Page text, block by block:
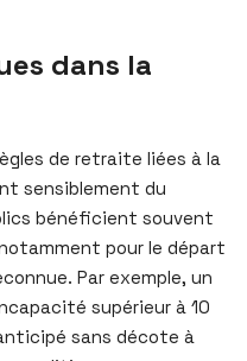
dans la
de retraite liées à la
sensiblement du
bénéficient souvent
pour le départ
Par exemple, un
supérieur à 10
sans décote à